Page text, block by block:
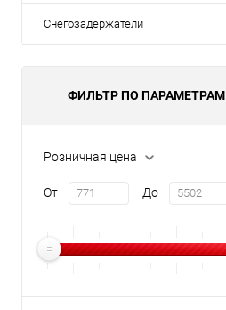
Снегозадержатели
ФИЛЬТР ПО ПАРАМЕТРАМ
Розничная цена
От До